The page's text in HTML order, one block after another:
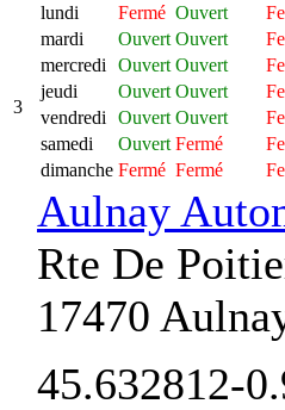
3
lundi
Fermé Ouvert
mardi
Ouvert Ouvert
mercredi
Ouvert Ouvert
jeudi
Ouvert Ouvert
vendredi
Ouvert Ouvert
samedi
Ouvert Fermé
dimanche Fermé Fermé
Aulnay
Rte De
17470
45.632812-